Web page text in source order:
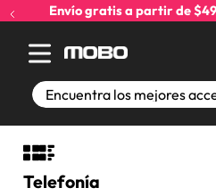
Envío gratis a partir de
Encuentra los mejores
Telefonía